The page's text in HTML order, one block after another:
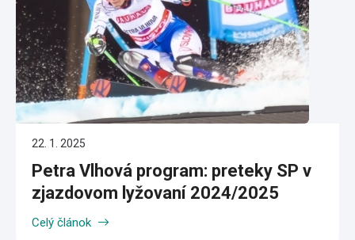
22. 1. 2025
Petra Vlhová program: preteky SP v
zjazdovom lyžovaní 2024/2025
Celý článok